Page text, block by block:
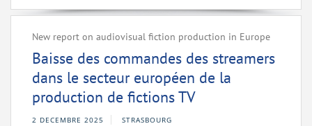
New report on audiovisual fiction production in Europe
Baisse des commandes des streamers
dans le secteur européen de la
production de fictions TV
2 DECEMBRE 2025 STRASBOURG